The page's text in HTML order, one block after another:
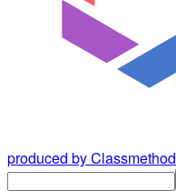
produced by Classmethod